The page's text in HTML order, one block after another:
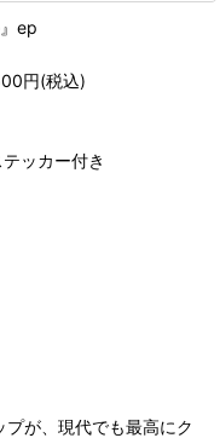
ep
円(税込)
ッカー付き
が、現代でも最高にク